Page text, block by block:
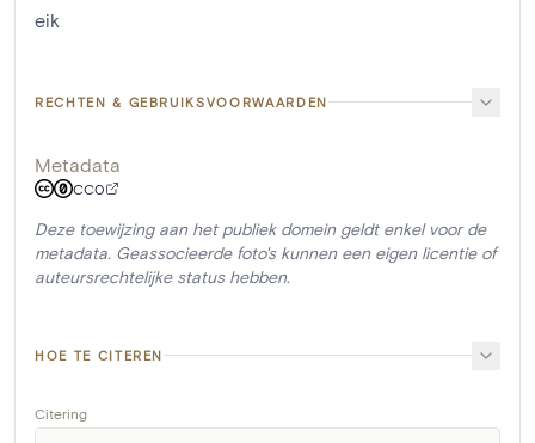
eik
RECHTEN & GEBRUIKSVOORWAARDEN
Metadata
CC0
Deze toewijzing aan het publiek domein geldt enkel voor de
metadata. Geassocieerde foto's kunnen een eigen licentie of
auteursrechtelijke status hebben.
HOE TE CITEREN
Citering